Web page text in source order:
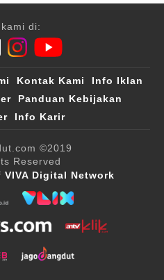
di:
Kontak Kami
Info Iklan
Panduan Kebijakan
Info Karir
©2019
Reserved
VIVA Digital Network